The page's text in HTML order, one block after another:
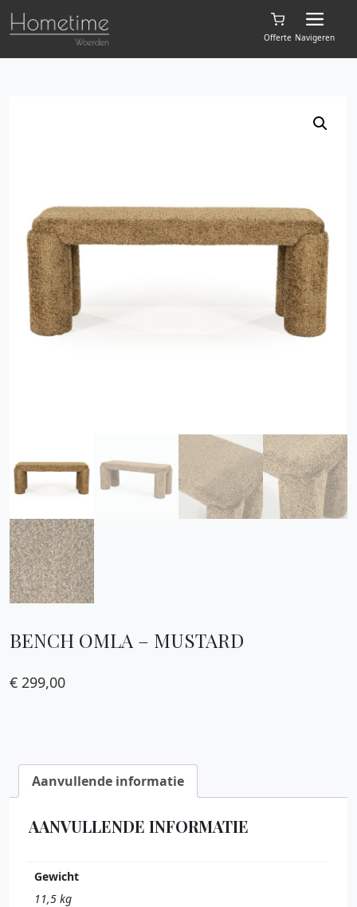
Offerte Navigeren
BENCH OMLA – MUSTARD
€ 299,00
Aanvullende informatie
AANVULLENDE INFORMATIE
Gewicht
11,5 kg